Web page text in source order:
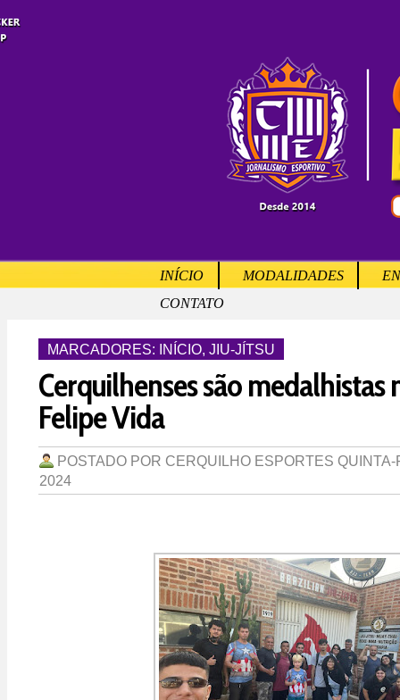
INÍCIO MODALIDADES
CONTATO
MARCADORES: INÍCIO, JIU-JÍTSU
Cerquilhenses são medalhistas
Felipe Vida
POSTADO POR CERQUILHO ESPORTES QUINTA-
2024